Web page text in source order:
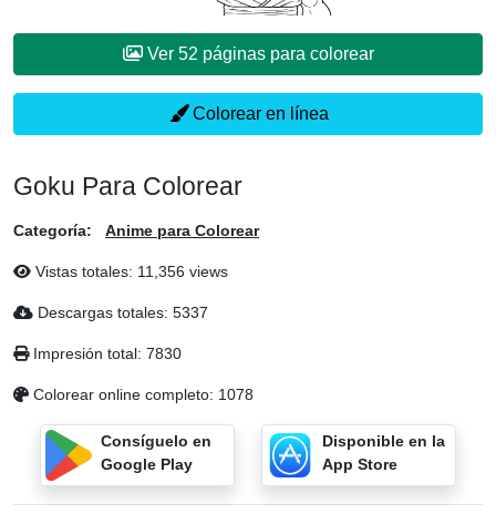
Ver 52 páginas para colorear
Colorear en línea
Goku Para Colorear
Categoría: Anime para Colorear
Vistas totales: 11,356 views
Descargas totales: 5337
Impresión total: 7830
Colorear online completo: 1078
Consíguelo en
Google Play
Disponible en la
App Store